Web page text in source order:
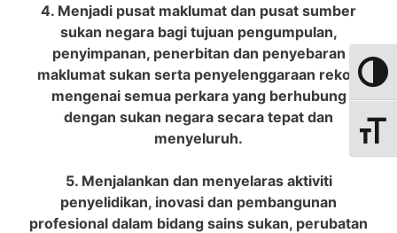
4. Menjadi pusat maklumat dan pusat sumber
sukan negara bagi tujuan pengumpulan,
penyimpanan, penerbitan dan penyebaran
maklumat sukan serta penyelenggaraan rekod
mengenai semua perkara yang berhubung
dengan sukan negara secara tepat dan
menyeluruh.
5. Menjalankan dan menyelaras aktiviti
penyelidikan, inovasi dan pembangunan
profesional dalam bidang sains sukan, perubatan